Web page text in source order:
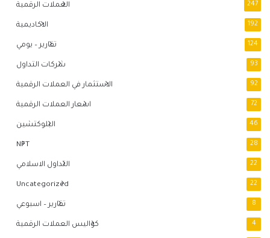
العملات الرقمية 247
الاكاديمية 192
تقارير – يومي 124
شركات التداول 93
الاستثمار في العملات الرقمية 92
اسعار العملات الرقمية 72
البلوكتشين 46
NFT 28
التداول الاسلامي 22
Uncategorized 22
تقارير – اسبوعي 8
كواليس العملات الرقمية 4